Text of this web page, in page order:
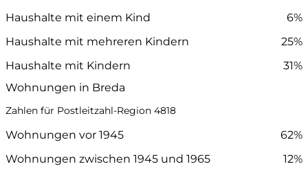
Haushalte mit einem Kind
6%
Haushalte mit mehreren Kindern
25%
Haushalte mit Kindern
31%
Wohnungen in Breda
Zahlen für Postleitzahl-Region 4818
Wohnungen vor 1945
62%
Wohnungen zwischen 1945 und 1965
12%